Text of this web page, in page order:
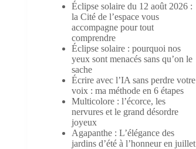
Éclipse solaire du 12 août 2026 :
la Cité de l’espace vous
accompagne pour tout
comprendre
Éclipse solaire : pourquoi nos
yeux sont menacés sans qu’on le
sache
Écrire avec l’IA sans perdre votre
voix : ma méthode en 6 étapes
Multicolore : l’écorce, les
nervures et le grand désordre
joyeux
Agapanthe : L’élégance des
jardins d’été à l’honneur en juillet